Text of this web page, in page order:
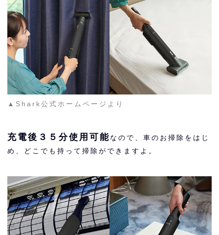
▲Shark公式ホームページより
充電後３５分使用可能なので、車のお掃除をはじ
め、どこでも持って掃除ができますよ。